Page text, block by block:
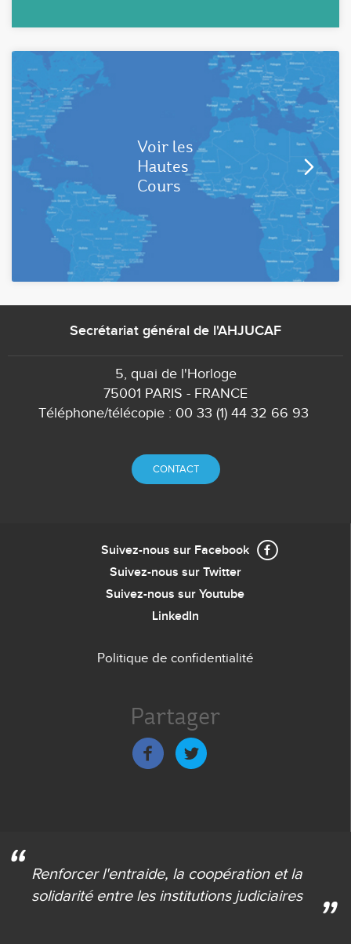
Voir les
Hautes
Cours
Secrétariat général de l'AHJUCAF
5, quai de l'Horloge
75001 PARIS - FRANCE
Téléphone/télécopie : 00 33 (1) 44 32 66 93
CONTACT
Suivez-nous sur Facebook
Suivez-nous sur Twitter
Suivez-nous sur Youtube
LinkedIn
Politique de confidentialité
Partager
Renforcer l'entraide, la coopération et la
solidaritéentre les institutions judiciaires